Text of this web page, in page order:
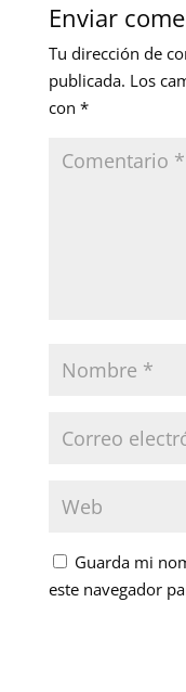
Enviar
Tu dirección de
publicada. Los
con *
Guarda mi
este navegador